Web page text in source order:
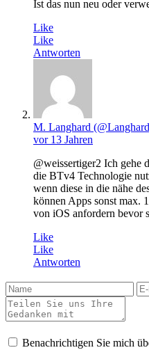
Ist das nun neu oder
Like
Like
Antworten
M. Langhard
vor 13 Jahren
@weissertiger2 Ich gehe
die BTv4 Technologie
wenn diese in die nähe
können Apps sonst max.
von iOS anfordern bevor
Like
Like
Antworten
Benachrichtigen Sie mich